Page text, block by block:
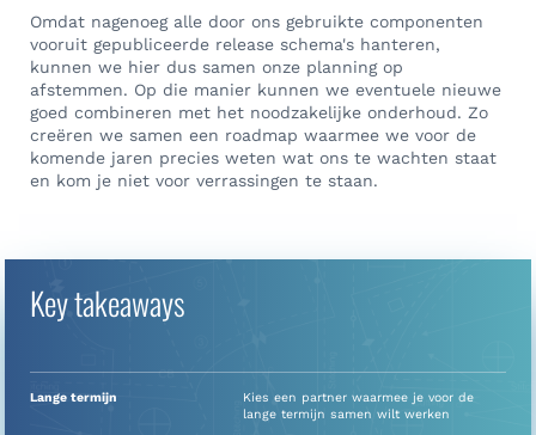
Omdat nagenoeg alle door ons gebruikte componenten
vooruit gepubliceerde release schema's hanteren,
kunnen we hier dus samen onze planning op
afstemmen. Op die manier kunnen we eventuele nieuwe
goed combineren met het noodzakelijke onderhoud. Zo
creëren we samen een roadmap waarmee we voor de
komende jaren precies weten wat ons te wachten staat
en kom je niet voor verrassingen te staan.
Key takeaways
Lange termijn
Kies een partner waarmee je voor de
lange termijn samen wilt werken